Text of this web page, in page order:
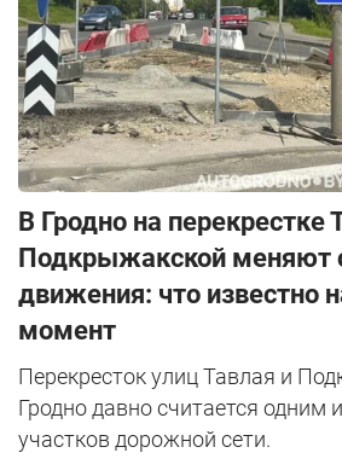
В Гродно на перекрестке
Подкрыжакской меняют
движения: что известно
момент
Перекресток улиц Тавлая и
Гродно давно считается одним
участков дорожной сети.